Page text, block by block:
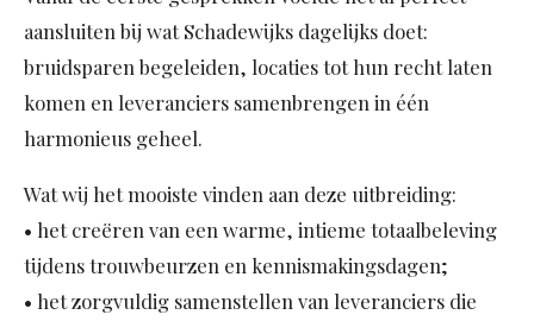
aansluiten bij wat Schadewijks dagelijks doet:
bruidsparen begeleiden, locaties tot hun recht laten
komen en leveranciers samenbrengen in één
harmonieus geheel.
Wat wij het mooiste vinden aan deze uitbreiding:
• het creëren van een warme, intieme totaalbeleving
tijdens trouwbeurzen en kennismakingsdagen;
• het zorgvuldig samenstellen van leveranciers die